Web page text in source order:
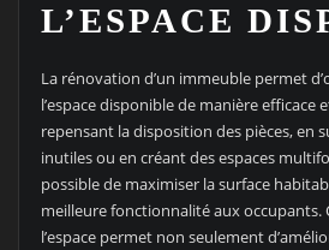
L’ESPACE
La rénovation d’un immeuble permet
l’espace disponible de manière efficace
repensant la disposition des pièces, en
inutiles ou en créant des espaces
possible de maximiser la surface
meilleure fonctionnalité aux
l’espace permet non seulement